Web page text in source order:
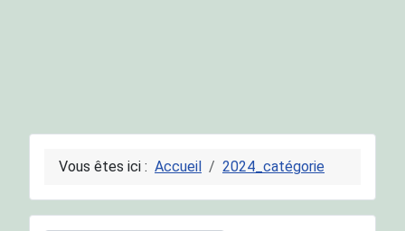
Vous êtes ici : Accueil 2024_catégorie